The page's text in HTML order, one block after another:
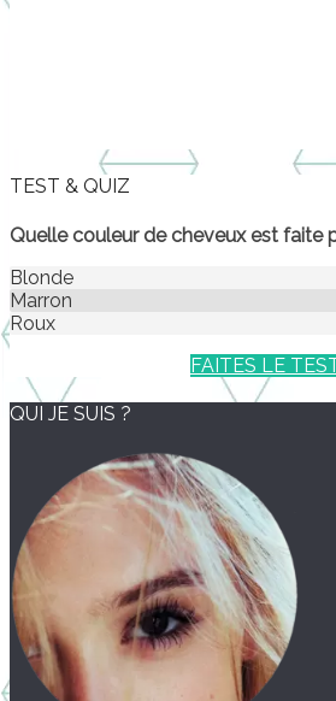
TEST & QUIZ
Quelle couleur de cheveux est faite
Blonde
Marron
Roux
FAITES LE
QUI JE SUIS ?